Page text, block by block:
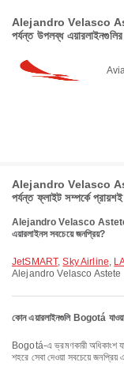
Alejandro Velasco
পর্যন্ত উপলব্ধ এয়ারলাইনগুলির
Alejandro Velasco
পর্যন্ত ফ্লাইট সম্পর্কে প্রায়শই
Alejandro Velasco Astete
এয়ারলাইনস সবচেয়ে জনপ্রিয়?
JetSMART,Sky Airline,
Alejandro Velasco Astete
কোন এয়ারলাইনগুলি Bogotá
Bogotá-এ ভ্রমণকারী অধিকাংশ
শহরে সেবা দেওয়া সবচেয়ে জনপ্রিয়